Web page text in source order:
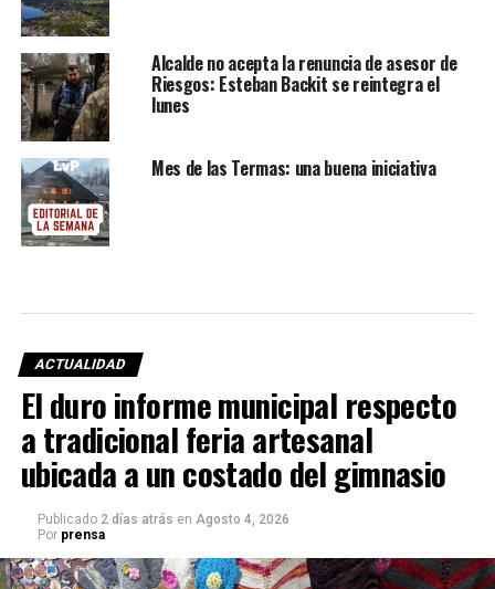
Alcalde no acepta la renuncia de asesor de
Riesgos: Esteban Backit se reintegra el
lunes
Mes de las Termas: una buena iniciativa
ACTUALIDAD
El duro informe municipal respecto
a tradicional feria artesanal
ubicada a un costado del gimnasio
Publicado 2 días atrás en Agosto 4, 2026
Por prensa